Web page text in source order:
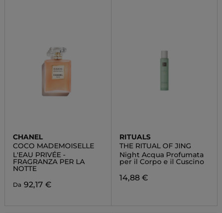
CHANEL
COCO MADEMOISELLE
L'EAU PRIVÉE -
FRAGRANZA PER LA
NOTTE
Da 92,17 €
RITUALS
THE RITUAL OF JING
Night Acqua Profumata
per il Corpo e il Cuscino
14,88 €